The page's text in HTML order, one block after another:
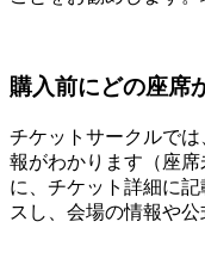
購入前にどの座席
チケットサークルで
報がわかります（座
に、チケット詳細に
スし、会場の情報や